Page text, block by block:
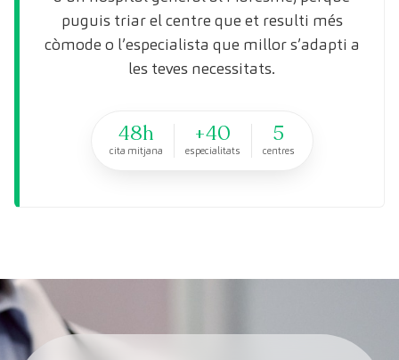
puguis triar el centre que et resulti més
còmode o l’especialista que millor s’adapti a
les teves necessitats.
48h
cita mitjana
+40
especialitats
5
centres